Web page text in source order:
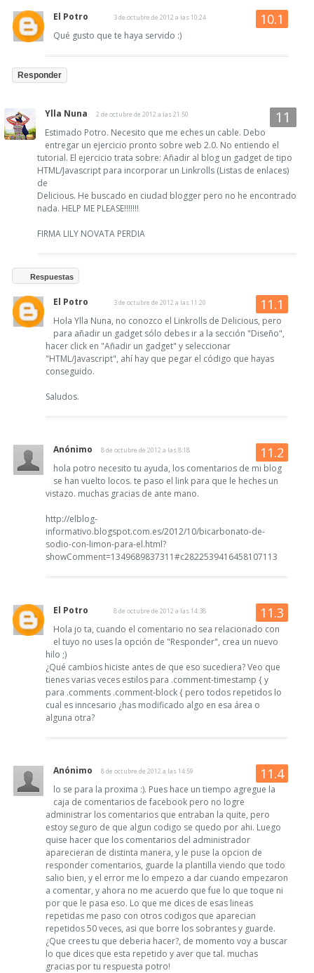
El Potro 3 de octubre de 2012 a las 10:24
Qué gusto que te haya servido :)
Responder
Ylla Nuna 2 de octubre de 2012 a las 21:50
Estimado Potro. Necesito que me eches un cable. Debo
entregar un ejercicio pronto sobre web 2.0. No entiendo el
tutorial. El ejercicio trata sobre: Añadir al blog un gadget de tipo
HTML/Javascript para incorporar un Linkrolls (Listas de enlaces)
de
Delicious. He buscado en ciudad blogger pero no he encontrado
nada. HELP ME PLEASE!!!!!!!
FIRMA LILY NOVATA PERDIA
Respuestas
El Potro 3 de octubre de 2012 a las 11:20
Hola Ylla Nuna, no conozco el Linkrolls de Delicious, pero
para añadir un gadget sólo debes ir a la sección "Diseño",
hacer click en "Añadir un gadget" y seleccionar
"HTML/Javascript", ahí hay que pegar el código que hayas
conseguido.
Saludos.
Anónimo 8 de octubre de 2012 a las 8:18
hola potro necesito tu ayuda, los comentarios de mi blog
se han vuelto locos. te paso el link para que le heches un
vistazo. muchas gracias de ante mano.
http://elblog-
informativo.blogspot.com.es/2012/10/bicarbonato-de-
sodio-con-limon-para-el.html?
showComment=1349689837311#c2822539416458107113
El Potro 8 de octubre de 2012 a las 14:38
Hola jo ta, cuando el comentario no sea relacionado con
el tuyo no uses la opción de "Responder", crea un nuevo
hilo ;)
¿Qué cambios hiciste antes de que eso sucediera? Veo que
tienes varias veces estilos para .comment-timestamp { y
para .comments .comment-block { pero todos repetidos lo
cual es inncesario ¿has modificado algo en esa área o
alguna otra?
Anónimo 8 de octubre de 2012 a las 14:59
lo se para la proxima :). Pues hace un tiempo agregue la
caja de comentarios de facebook pero no logre
administrar los comentarios que entraban la quite, pero
estoy seguro de que algun codigo se quedo por ahi. Luego
quise hacer que los comentarios del administrador
aparecieran de distinta manera, y le puse la opcion de
responder comentarios, guarde la plantilla viendo que todo
salio bien, y el error me lo empezo a dar cuando empezaron
a comentar, y ahora no me acuerdo que fue lo que toque ni
por que le pasa eso. Lo que me dices de esas lineas
repetidas me paso con otros codigos que aparecian
repetidos 50 veces, asi que borre los sobrantes y guarde.
¿Que crees tu que deberia hacer?, de momento voy a buscar
lo que dices que esta repetido y aver que tal. muchas
gracias por tu respuesta potro!